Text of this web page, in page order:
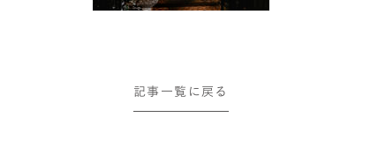
記事一覧に戻る